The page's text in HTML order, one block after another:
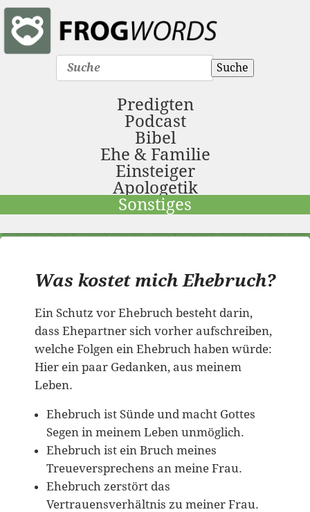
Suche
Predigten
Podcast
Bibel
Ehe & Familie
Einsteiger
Apologetik
Sonstiges
Was kostet mich Ehebruch?
Ein Schutz vor Ehebruch besteht darin,
dass Ehepartner sich vorher aufschreiben,
welche Folgen ein Ehebruch haben würde:
Hier ein paar Gedanken, aus meinem
Leben.
Ehebruch ist Sünde und macht Gottes
Segen in meinem Leben unmöglich.
Ehebruch ist ein Bruch meines
Treueversprechens an meine Frau.
Ehebruch zerstört das
Vertrauensverhältnis zu meiner Frau.